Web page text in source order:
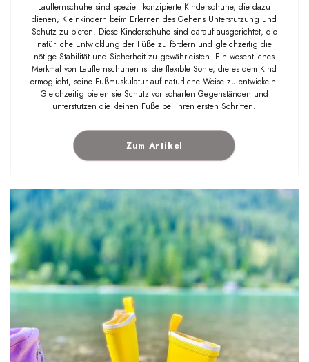
Lauflernschuhe sind speziell konzipierte Kinderschuhe, die dazu
dienen, Kleinkindern beim Erlernen des Gehens Unterstützung und
Schutz zu bieten. Diese Kinderschuhe sind darauf ausgerichtet, die
natürliche Entwicklung der Füße zu fördern und gleichzeitig die
nötige Stabilität und Sicherheit zu gewährleisten. Ein wesentliches
Merkmal von Lauflernschuhen ist die flexible Sohle, die es dem Kind
ermöglicht, seine Fußmuskulatur auf natürliche Weise zu entwickeln.
Gleichzeitig bieten sie Schutz vor scharfen Gegenständen und
unterstützen die kleinen Füße bei ihren ersten Schritten.
Zum Artikel